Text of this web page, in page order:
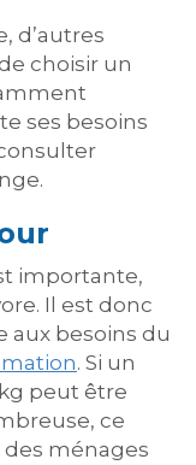
d’autres
choisir un
ses besoins
importante,
Il est donc
aux besoins du
. Si un
peut être
ce
des ménages